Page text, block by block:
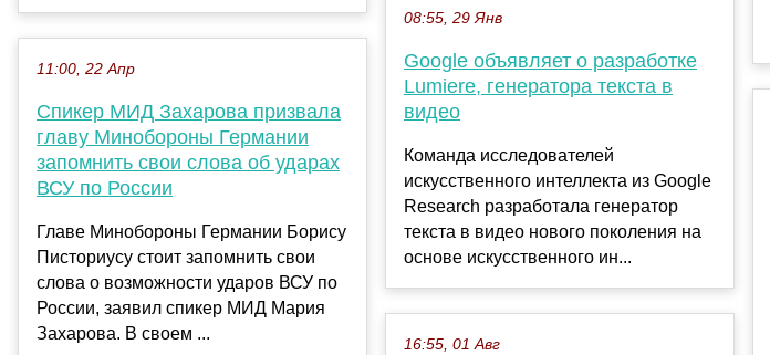
11:00, 22 Апр
Спикер МИД Захарова призвала
главу Минобороны Германии
запомнить свои слова об ударах
ВСУ по России
Главе Минобороны Германии Борису
Писториусу стоит запомнить свои
слова о возможности ударов ВСУ по
России, заявил спикер МИД Мария
Захарова. В своем ...
08:55, 29 Янв
Google объявляет о разработке
Lumiere, генератора текста в
видео
Команда исследователей
искусственного интеллекта из Google
Research разработала генератор
текста в видео нового поколения на
основе искусственного ин...
16:55, 01 Авг